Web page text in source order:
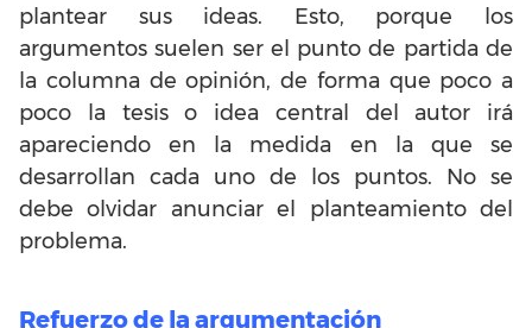
plantear sus ideas. Esto, porque los
argumentos suelen ser el punto de partida de
la columna de opinión, de forma que poco a
poco la tesis o idea central del autor irá
apareciendo en la medida en la que se
desarrollan cada uno de los puntos. No se
debe olvidar anunciar el planteamiento del
problema.
Refuerzo de la argumentación